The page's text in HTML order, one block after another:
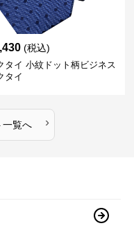
(税込)
タイ 小紋ドット柄ビジネス
タイ
一覧へ ›